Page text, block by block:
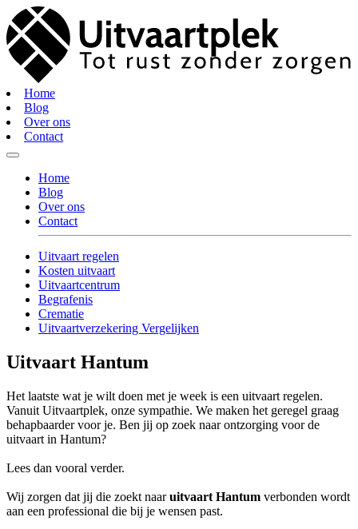
Home
Blog
Over ons
Contact
Home
Blog
Over ons
Contact
Uitvaart regelen
Kosten uitvaart
Uitvaartcentrum
Begrafenis
Crematie
Uitvaartverzekering Vergelijken
Uitvaart Hantum
Het laatste wat je wilt doen met je week is een uitvaart regelen.
Vanuit Uitvaartplek, onze sympathie. We maken het geregel graag
behapbaarder voor je. Ben jij op zoek naar ontzorging voor de
uitvaart in Hantum?
Lees dan vooral verder.
Wij zorgen dat jij die zoekt naaruitvaart Hantum verbonden wordt
aan een professional die bij je wensen past.